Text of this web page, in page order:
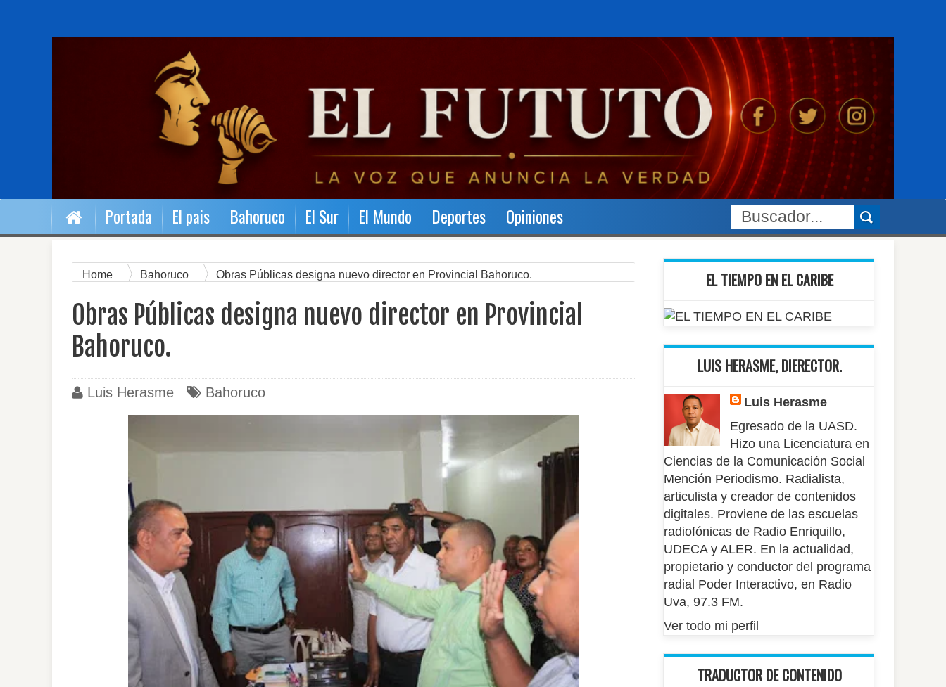
Portada El pais Bahoruco El Sur El Mundo Deportes Opiniones
Home Bahoruco Obras Públicas designa nuevo director en Provincial Bahoruco.
Obras Públicas designa nuevo director en Provincial
Bahoruco.
Luis Herasme Bahoruco
EL TIEMPO EN EL CARIBE
LUIS HERASME, DIERECTOR.
Luis Herasme
Egresado de la UASD.
Hizo una Licenciatura en
Ciencias de la Comunicación Social
Mención Periodismo. Radialista,
articulista y creador de contenidos
digitales. Proviene de las escuelas
radiofónicas de Radio Enriquillo,
UDECA y ALER. En la actualidad,
propietario y conductor del programa
radial Poder Interactivo, en Radio
Uva, 97.3 FM.
Ver todo mi perfil
TRADUCTOR DE CONTENIDO